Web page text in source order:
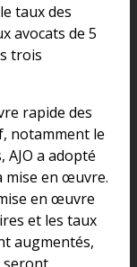
taux des
avocats de 5
trois
rapide des
notamment le
a adopté
mise en œuvre.
en œuvre
et les taux
augmentés,